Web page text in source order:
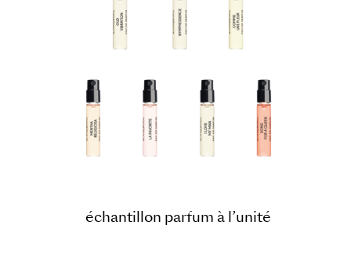
échantillon parfum à l’unité